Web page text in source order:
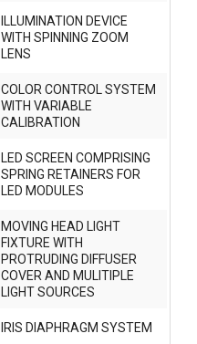
ILLUMINATION DEVICE
WITH SPINNING ZOOM
LENS
COLOR CONTROL SYSTEM
WITH VARIABLE
CALIBRATION
LED SCREEN COMPRISING
SPRING RETAINERS FOR
LED MODULES
MOVING HEAD LIGHT
FIXTURE WITH
PROTRUDING DIFFUSER
COVER AND MULITIPLE
LIGHT SOURCES
IRIS DIAPHRAGM SYSTEM